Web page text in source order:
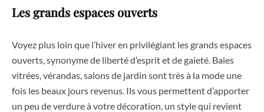
Les grands espaces ouverts
Voyez plus loin que l’hiver en privilégiant les grands espaces
ouverts, synonyme de liberté d’esprit et de gaieté. Baies
vitrées, vérandas, salons de jardin sont très à la mode une
fois les beaux jours revenus. Ils vous permettent d’apporter
un peu de verdure à votre décoration, un style qui revient